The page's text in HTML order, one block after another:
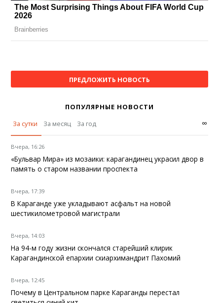
ПРЕДЛОЖИТЬ НОВОСТЬ
ПОПУЛЯРНЫЕ НОВОСТИ
За сутки
За месяц За год ∞
Вчера, 16:26
«Бульвар Мира» из мозаики: карагандинец украсил двор в
память о старом названии проспекта
Вчера, 17:39
В Караганде уже укладывают асфальт на новой
шестикилометровой магистрали
Вчера, 14:03
На 94-м году жизни скончался старейший клирик
Карагандинской епархии схиархимандрит Пахомий
Вчера, 12:45
Почему в Центральном парке Караганды перестал